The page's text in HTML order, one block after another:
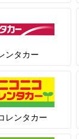
ンタカー
レンタカー